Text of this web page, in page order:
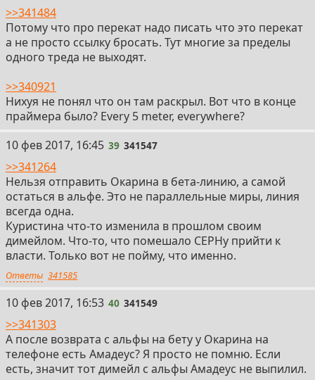
>>341484
Потому что про перекат надо писать что это перекат
а не просто ссылку бросать. Тут многие за пределы
одного треда не выходят.
>>340921
Нихуя не понял что он там раскрыл. Вот что в конце
праймера было? Every 5 meter, everywhere?
39
10 фев 2017, 16:45 39 341547
>>341264
Нельзя отправить Окарина в бета-линию, а самой
остаться в альфе. Это не параллельные миры, линия
всегда одна.
Куристина что-то изменила в прошлом своим
димейлом. Что-то, что помешало СЕРНу прийти к
власти. Только вот не пойму, что именно.
Ответы 341585
40
10 фев 2017, 16:53 40 341549
>>341303
А после возврата с альфы на бету у Окарина на
телефоне есть Амадеус? Я просто не помню. Если
есть, значит тот димейл с альфы Амадеус не выпилил.